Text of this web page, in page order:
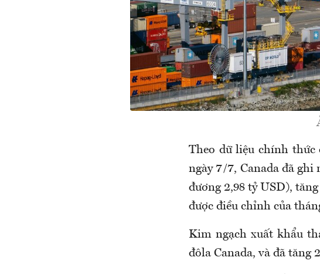
Theo dữ liệu chính thức
ngày 7/7, Canada đã
đương 2,98 tỷ USD),
được điều chỉnh của
Kim ngạch xuất khẩu
đôla Canada, và đã tăng